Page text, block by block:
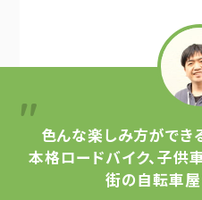
色んな楽しみ方ができ
本格ロードバイク、子供車
街の自転車屋